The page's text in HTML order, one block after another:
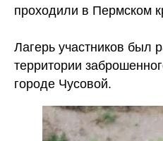
проходили в Пермском
Лагерь участников был
территории
городе Чусовой.